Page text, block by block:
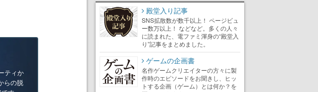
ティか
らの脱
殿堂入り記事
SNS拡散数が数千以上！ ページビュ
ー数万以上！ などなど。多くの人々
に読まれた、電ファミ渾身の“殿堂入
り”記事をまとめました。
ゲームの企画書
名作ゲームクリエイターの方々に製
作時のエピソードをお聞きし、ヒッ
トする企画（ゲーム）とは何か？を